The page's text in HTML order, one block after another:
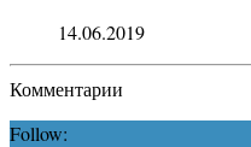
14.06.2019
Комментарии
Follow: